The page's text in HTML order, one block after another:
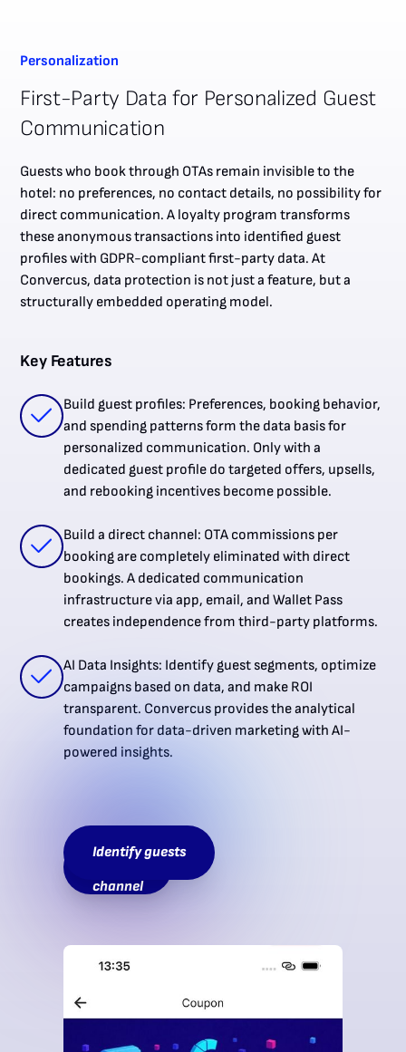
Personalization
First-Party Data for Personalized Guest
Communication
Guests who book through OTAs remain invisible to the
hotel: no preferences, no contact details, no possibility for
direct communication. A loyalty program transforms
these anonymous transactions into identified guest
profiles with GDPR-compliant first-party data. At
Convercus, data protection is not just a feature, but a
structurally embedded operating model.
Key Features
Build guest profiles: Preferences, booking behavior,
and spending patterns form the data basis for
personalized communication. Only with a
dedicated guest profile do targeted offers, upsells,
and rebooking incentives become possible.
Build a direct channel: OTA commissions per
booking are completely eliminated with direct
bookings. A dedicated communication
infrastructure via app, email, and Wallet Pass
creates independence from third-party platforms.
AI Data Insights: Identify guest segments, optimize
campaigns based on data, and make ROI
transparent. Convercus provides the analytical
foundation for data-driven marketing with AI-
powered insights.
Identify guests
Build a
channel